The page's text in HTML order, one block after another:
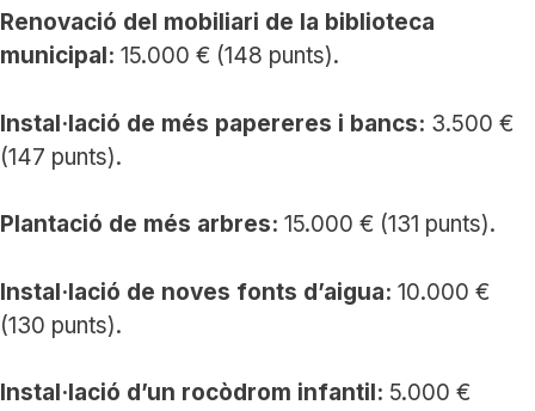
Renovació del mobiliari de la biblioteca
municipal: 15.000 € (148 punts).
Instal·lació de més papereres i bancs: 3.500 €
(147 punts).
Plantació de més arbres: 15.000 € (131 punts).
Instal·lació de noves fonts d’aigua: 10.000 €
(130 punts).
Instal·lació d’un rocòdrom infantil: 5.000 €